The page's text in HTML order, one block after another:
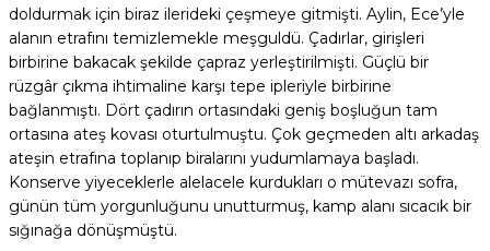
doldurmak için biraz ilerideki çeşmeye gitmişti. Aylin, Ece’yle
alanın etrafını temizlemekle meşguldü. Çadırlar, girişleri
birbirine bakacak şekilde çapraz yerleştirilmişti. Güçlü bir
rüzgâr çıkma ihtimaline karşı tepe ipleriyle birbirine
bağlanmıştı. Dört çadırın ortasındaki geniş boşluğun tam
ortasına ateş kovası oturtulmuştu. Çok geçmeden altı arkadaş
ateşin etrafına toplanıp biralarını yudumlamaya başladı.
Konserve yiyeceklerle alelacele kurdukları o mütevazı sofra,
günün tüm yorgunluğunu unutturmuş, kamp alanı sıcacık bir
sığınağa dönüşmüştü.